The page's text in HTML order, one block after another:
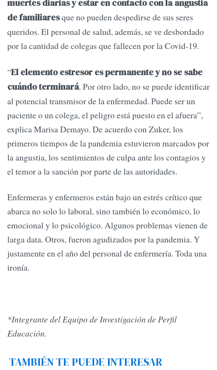
muertes diarias y estar en contacto con la angustia
de familiaresque no pueden despedirse de sus seres
queridos. El personal de salud, además, se ve desbordado
por la cantidad de colegas que fallecen por la Covid-19.
“El elemento estresor es permanente y no se sabe
cuándo terminará. Por otro lado, no se puede identificar
al potencial transmisor de la enfermedad. Puede ser un
paciente o un colega, el peligro está puesto en el afuera”,
explica Marisa Demayo. De acuerdo con Zuker, los
primeros tiempos de la pandemia estuvieron marcados por
la angustia, los sentimientos de culpa ante los contagios y
el temor a la sanción por parte de las autoridades.
Enfermeras y enfermeros están bajo un estrés crítico que
abarca no solo lo laboral, sino también lo económico, lo
emocional y lo psicológico. Algunos problemas vienen de
larga data. Otros, fueron agudizados por la pandemia. Y
justamente en el año del personal de enfermería. Toda una
ironía.
*Integrante del Equipo de Investigación de Perfil
Educación.
TAMBIÉN TE PUEDE INTERESAR